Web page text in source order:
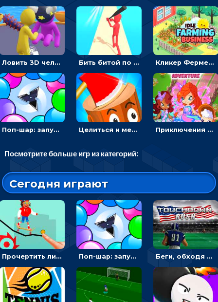
Ловить 3D человечком своего цвета и собирать драгоценности - гиперказуалка Бить битой по шарику, чтобы сбивать кубики с буквами на пути к финишу - 3D Кликер Фермерский бизнес: расти овощи, чтобы богатеть
Поп-шар: запускать колючку, чтобы лопать воздушные шарики Целиться и метать топор в 3D мишени Приключения Клуба Винкс: менять дорожки, чтобы собирать кристаллы
Посмотрите больше игр из категорий:
Сегодня играют
Прочертить линию, чтобы проехать на скейте, через преграды к финишу - для мальчиков Поп-шар: запускать колючку, чтобы лопать воздушные шарики Беги, обходя соперников и собирай бонусы - американский футбол